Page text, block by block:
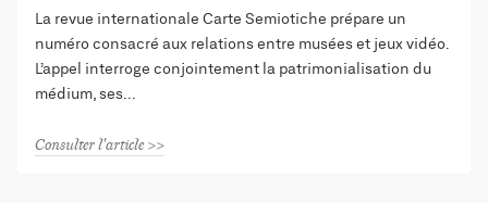
La revue internationale Carte Semiotiche prépare un
numéro consacré aux relations entre musées et jeux vidéo.
L’appel interroge conjointement la patrimonialisation du
médium, ses
Consulter l'article